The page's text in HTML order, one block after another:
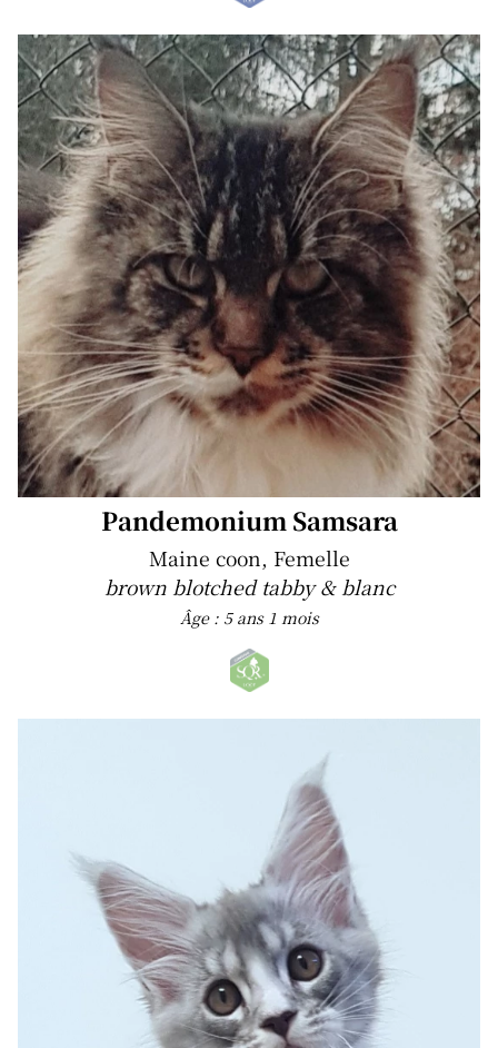
Pandemonium Samsara
Maine coon, Femelle
brown blotched tabby & blanc
Âge : 5 ans 1 mois